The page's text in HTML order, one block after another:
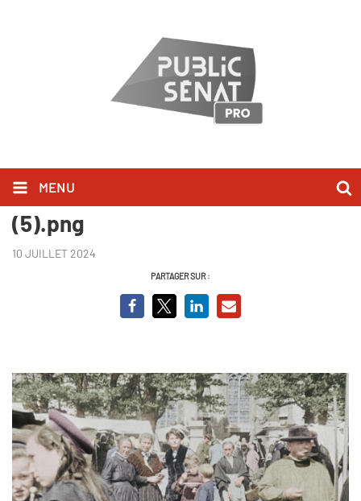
MENU
La grande histoire de la Bretagne
(5).png
10 JUILLET 2024
PARTAGER SUR :